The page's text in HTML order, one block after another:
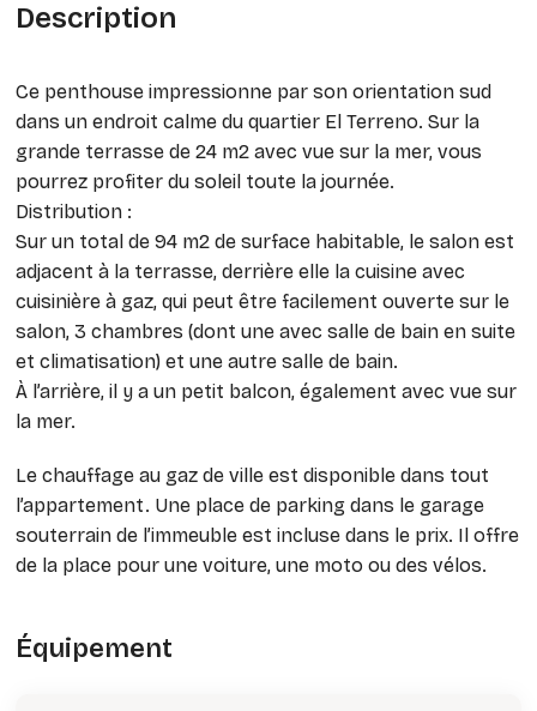
Description
Ce penthouse impressionne par son orientation sud
dans un endroit calme du quartier El Terreno. Sur la
grande terrasse de 24 m2 avec vue sur la mer, vous
pourrez profiter du soleil toute la journée.
Distribution :
Sur un total de 94 m2 de surface habitable, le salon est
adjacent à la terrasse, derrière elle la cuisine avec
cuisinière à gaz, qui peut être facilement ouverte sur le
salon, 3 chambres (dont une avec salle de bain en suite
et climatisation) et une autre salle de bain.
À l’arrière, il y a un petit balcon, également avec vue sur
la mer.
Le chauffage au gaz de ville est disponible dans tout
l’appartement. Une place de parking dans le garage
souterrain de l’immeuble est incluse dans le prix. Il offre
de la place pour une voiture, une moto ou des vélos.
Équipement